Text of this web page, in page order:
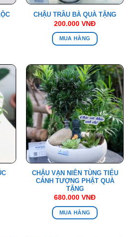
CHẬU TRẦU BÀ QUÀ TẶNG
200.000 VNĐ
MUA HÀNG
CHẬU VẠN NIÊN TÙNG TIỂU
CẢNH TƯỢNG PHẬT QUÀ
TẶNG
680.000 VNĐ
MUA HÀNG